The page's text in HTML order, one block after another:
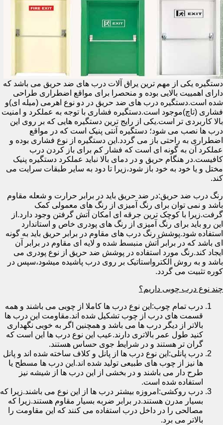
دستگیره یکی از مهم ترین یراق آلات درب های ضد حریق می باشد که
دارای اهمییت بالایی بوده و منحصرا برای مواقع اضطراری طراحی
شده است.دستگیره درب های ضد حریق در دو نوع اهرمی (میله ای)و
فشاری (تاچ)موجود است.دستگیره فشاری با توجه به عملکرد و امنیت
بالا کاربردی تر است.یکی از رایج ترین دستگیره هایی که بر روی این
درب ها نصب می شود؛ دستگیره آنتی پنیک است که در مواقع
اضطراری به راحتی باز می گردد.این دستگیره از نوع فشاری بوده و
عملکرد آن به گونه ای است که فشار کم برای باز کردن درب
کافیست.در هنگام حریق و در دمای بالا نباید عملکرد دستگیره پنیک
مختل و یا خود به خود باز شود،زیرا تا دود به سایر طبقات سرایت می
کند.
رنگ درب ضد حریق:در ضد حریق باید در برابر حرارت و شعله مقاوم
باشد و نمی توان برای رنگ آمیزی از رنگ های معمولی کمک
گرفت.زیرا با کوچک ترین جرقه ای امکان آتش گرفتن وجود دارد.از
این رو باید برای رنگ آمیزی از رنگ های پودری خاص و استاندارد
استفاده شود.پوشش رنگ درب های مقاوم در برابر حریق باید به گونه
ای باشد که در برابر آتش منبسط شده و لایه ای مقاوم در برابر آن
ایجاد کند.رنگ مورد استفاده در پوشش ضد حریق از نوع پودری می
باشد و به روش الکترواستاتیک بر روی درب پاشیده میشود،سپس در
کوره تثبیت می گردد.
چند نوع درب چوبی داریم؟
درب تمام چوب:این نوع درب ها کاملا از چوبی می باشند و همه
قسمت های درب از چوب تشکیل شده اند.مقاومت این درب ها
بالاتر از دیگر درب ها می باشد و همچنین اگر به خوبی نگهداری
کنید طول عمر بالاتری دارند.عیب این نوع درب ها این است که
گران تر هستند و در شرایط جوی حساس هستند.
درب پانلی:این نوع درب ها از پانل و کلاف ساخته شده اند و پانل
ها نیز از چوب های طبیعی تولید شده اند.این درب ها مسطح یا
طرح دار می باشند و در بخشی از این درب ها از شیشه نیز
استفاده شده است.
درب روکشی:امروزه بیشتر درب ها از این نوع می باشند.زیرا که
بسیار مدرن هستند.در برابر ضربه بسیار مقاوم هستند.زیرا که
مصالحی را در داخل درب استفاده می کنند که این مقاومت را
بالاتر می برد.